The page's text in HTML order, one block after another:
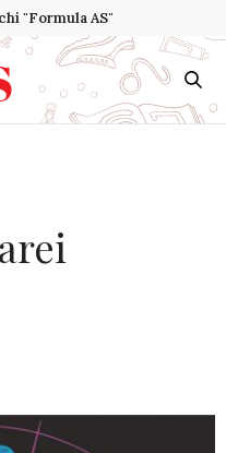
"Formula AS"